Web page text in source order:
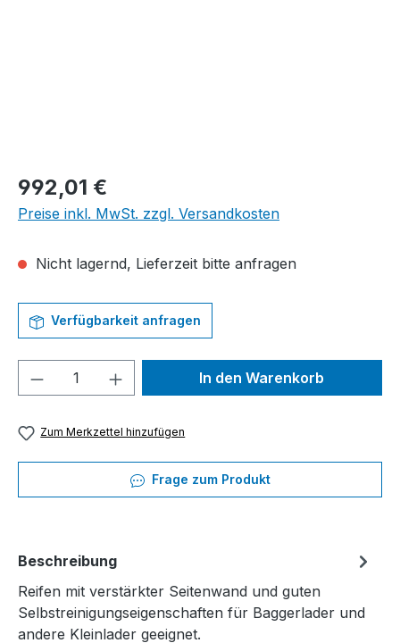
Regulärer Preis:
992,01 €
Preise inkl. MwSt. zzgl. Versandkosten
Nicht lagernd, Lieferzeit bitte anfragen
Verfügbarkeit anfragen
Produkt Anzahl: Gib denIn den Warenkorb
Zum Merkzettel hinzufügen
Frage zum Produkt
Beschreibung
Reifen mit verstärkter Seitenwand und guten
Selbstreinigungseigenschaften für Baggerlader und
andere Kleinlader geeignet.